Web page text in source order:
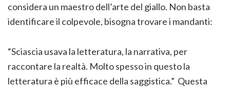
considera un maestro dell’arte del giallo. Non basta
identificare il colpevole, bisogna trovare i mandanti:
“Sciascia usava la letteratura, la narrativa, per
raccontare la realtà. Molto spesso in questo la
letteratura è più efficace della saggistica.” Questa